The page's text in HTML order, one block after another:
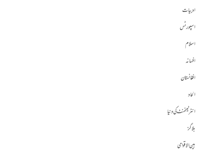
ادبیات
اسپورٹس
اسلام
افسانہ
افغانستان
الحاد
انٹرٹینمنٹ کی دنیا
بلاگز
بین الاقوامی